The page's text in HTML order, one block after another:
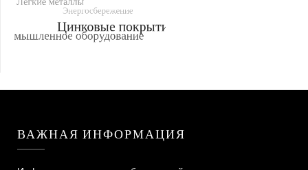
ВАЖНАЯ ИНФОРМАЦИЯ